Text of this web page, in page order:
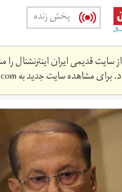
پخش زنده
قدیمی ایران اینترنشنال را
برای مشاهده سایت جدید به